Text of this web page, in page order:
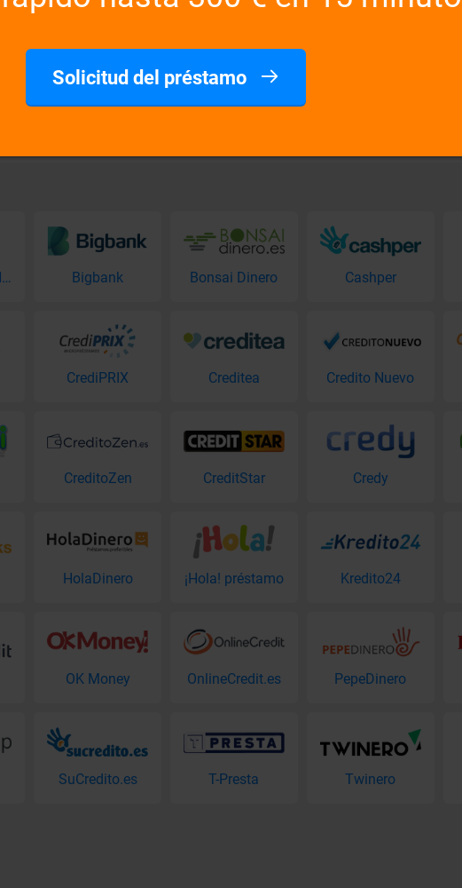
Solicitud del préstamo
días.
en línea.
Usted debe ser mayor de 18 años,
Todas las aplicaciones evaluarán en unos
Tengo una entrada en el registro, puedo
No registros de cheques deudores ASNEF, sin
BBVA Coche Nuevo Bigbank Bonsai Dinero Cashper
CrediPRIX Creditea Credito Nuevo
CreditoZen CreditStar Credy
HolaDinero ¡Hola! préstamo Kredito24
OK Money OnlineCredit.es PepeDinero
SuCredito.es T-Presta Twinero